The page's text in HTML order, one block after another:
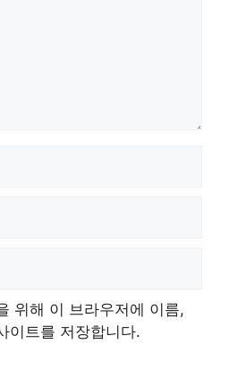
위해 이 브라우저에 이름,
이트를 저장합니다.